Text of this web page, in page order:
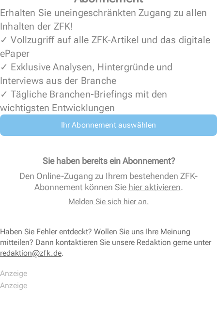
Erhalten Sie uneingeschränkten Zugang zu allen
Inhalten der ZFK!
✓ Vollzugriff auf alle ZFK-Artikel und das digitale
ePaper
✓ Exklusive Analysen, Hintergründe und
Interviews aus der Branche
✓ Tägliche Branchen-Briefings mit den
wichtigsten Entwicklungen
Ihr Abonnement auswählen
Sie haben bereits ein Abonnement?
Den Online-Zugang zu Ihrem bestehenden ZFK-
Abonnement können Sie hier aktivieren.
Melden Sie sich hier an.
Haben Sie Fehler entdeckt? Wollen Sie uns Ihre Meinung
mitteilen? Dann kontaktieren Sie unsere Redaktion gerne unter
redaktion@zfk.de.